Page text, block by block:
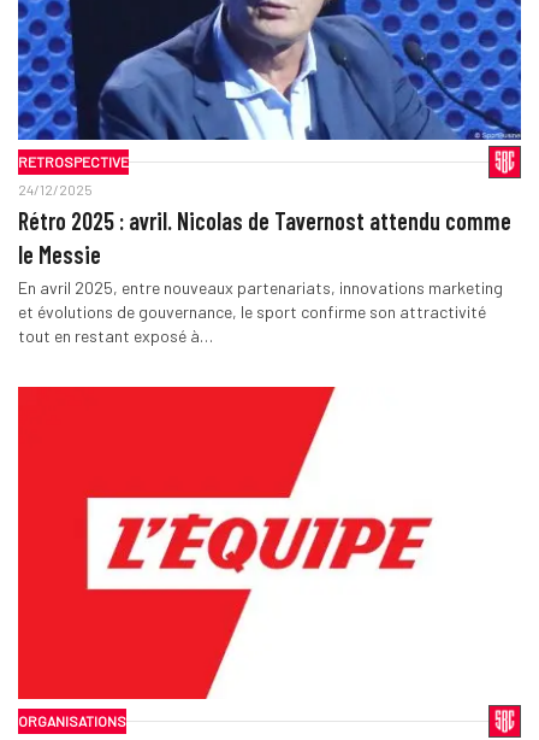
RETROSPECTIVE
24/12/2025
Rétro 2025 : avril. Nicolas de Tavernost attendu comme
le Messie
En avril 2025, entre nouveaux partenariats, innovations marketing
et évolutions de gouvernance, le sport confirme son attractivité
tout en restant exposé à…
ORGANISATIONS